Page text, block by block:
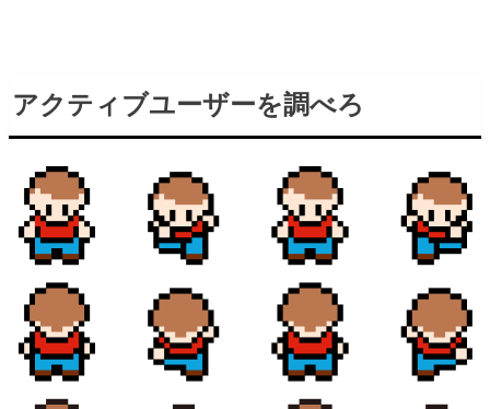
アクティブユーザーを調べろ